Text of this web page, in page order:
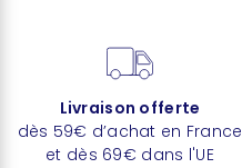
Livraison offerte
dès 59€ d’achat en France
et dès 69€ dans l'UE